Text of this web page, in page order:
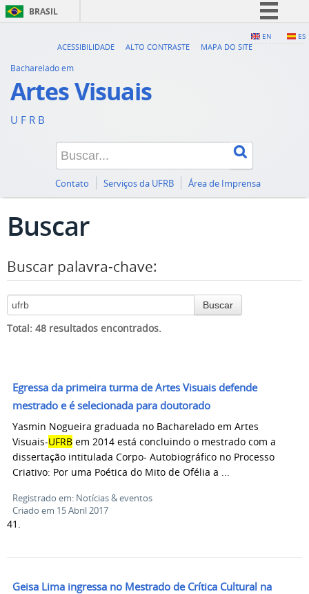
BRASIL
Canais
EN ES
ACESSIBILIDADE ALTO CONTRASTE MAPA DO SITE
Bacharelado em
Artes Visuais
U F R B
Contato Serviços da UFRB Área de Imprensa
Buscar
Buscar palavra-chave:
Buscar
Total: 48 resultados encontrados.
Egressa da primeira turma de Artes Visuais defende
mestrado e é selecionada para doutorado
Yasmin Nogueira graduada no Bacharelado em Artes
Visuais-UFRB em 2014 está concluindo o mestrado com a
dissertação intitulada Corpo- Autobiográfico no Processo
Criativo: Por uma Poética do Mito de Ofélia a ...
Registrado em: Notícias & eventos
Criado em 15 Abril 2017
41.
Geisa Lima ingressa no Mestrado de Crítica Cultural na